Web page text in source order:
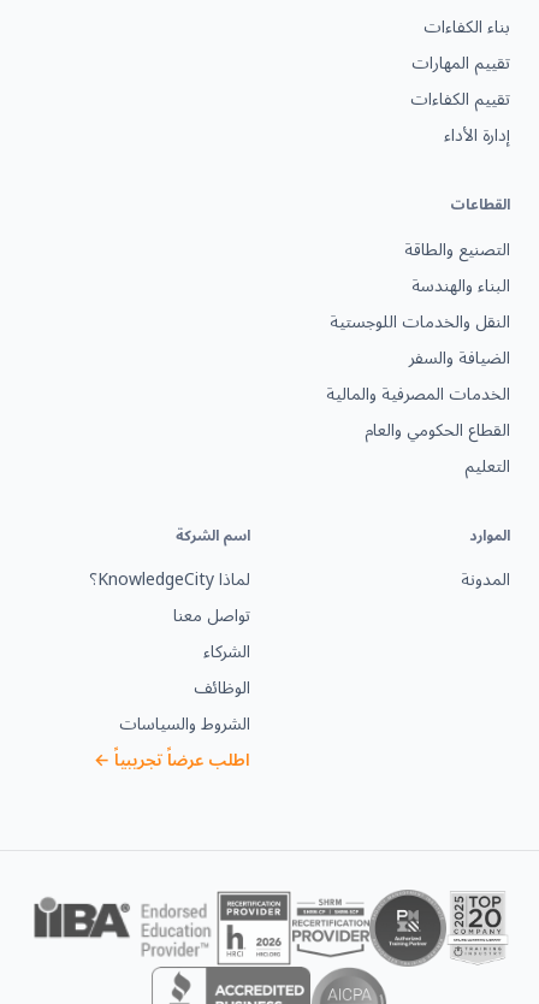
بناء الكفاءات
تقييم المهارات
تقييم الكفاءات
إدارة الأداء
القطاعات
التصنيع والطاقة
البناء والهندسة
النقل والخدمات اللوجستية
الضيافة والسفر
الخدمات المصرفية والمالية
القطاع الحكومي والعام
التعليم
الموارد
المدونة
اسم الشركة
لماذا KnowledgeCity؟
تواصل معنا
الشركاء
الوظائف
الشروط والسياسات
اطلب عرضاً تجريبياً ←